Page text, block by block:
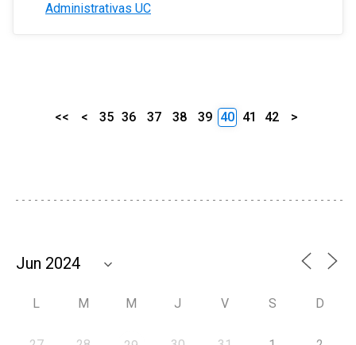
Administrativas UC
<< < 35 36 37 38 39 40 41 42 >
L M M J V S D